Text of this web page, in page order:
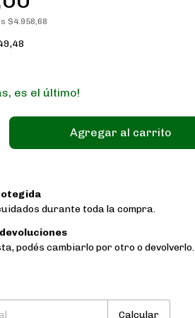
$4.958,68
es el último!
durante toda la compra.
podés cambiarlo por otro o devolverlo.
Calcular